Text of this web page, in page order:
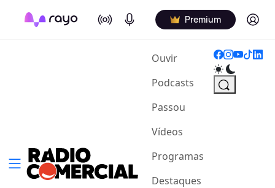
On Air Podcasts Premium Log in
Ouvir(current)
Podcasts
Passou
Vídeos
Programas
Destaques